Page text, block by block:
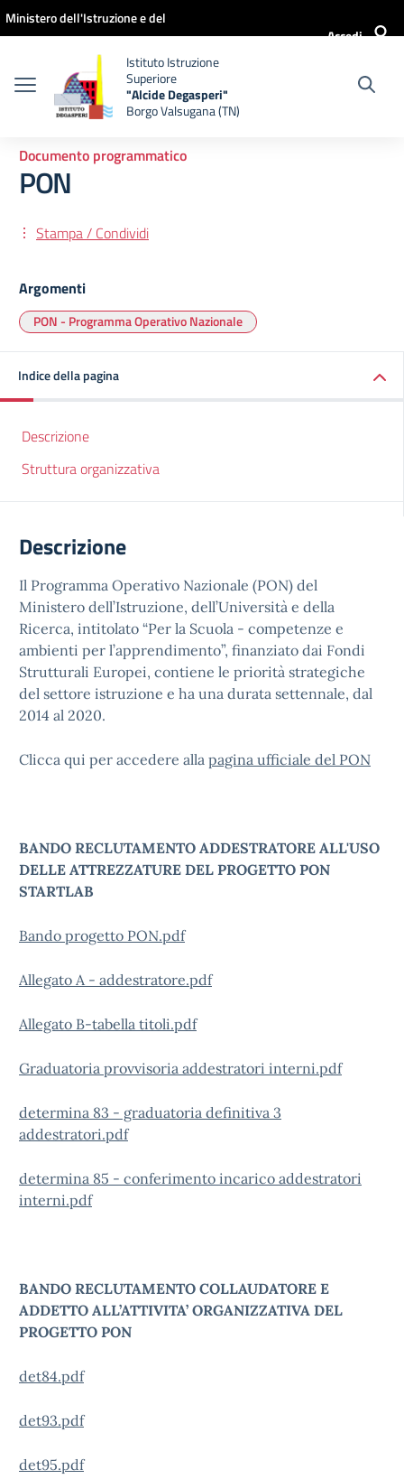
Vai ai contenuti
Vai al menu di navigazione
Vai al footer
Ministero dell'Istruzione e del
Accedi
Istituto Istruzione
Superiore
"Alcide Degasperi"
Borgo Valsugana (TN)
Documento programmatico
PON
Stampa / Condividi
Argomenti
PON - Programma Operativo Nazionale
Indice della pagina
Descrizione
Struttura organizzativa
Descrizione
Il Programma Operativo Nazionale (PON) del
Ministero dell’Istruzione, dell’Università e della
Ricerca, intitolato “Per la Scuola - competenze e
ambienti per l’apprendimento”, finanziato dai Fondi
Strutturali Europei, contiene le priorità strategiche
del settore istruzione e ha una durata settennale, dal
2014 al 2020.
Clicca qui per accedere alla pagina ufficiale del PON
BANDO RECLUTAMENTO ADDESTRATORE ALL'USO
DELLE ATTREZZATURE DEL PROGETTO PON
STARTLAB
Bando progetto PON.pdf
Allegato A - addestratore.pdf
Allegato B-tabella titoli.pdf
Graduatoria provvisoria addestratori interni.pdf
determina 83 - graduatoria definitiva 3
addestratori.pdf
determina 85 - conferimento incarico addestratori
interni.pdf
BANDO RECLUTAMENTO COLLAUDATORE E
ADDETTO ALL’ATTIVITA’ ORGANIZZATIVA DEL
PROGETTO PON
det84.pdf
det93.pdf
det95.pdf